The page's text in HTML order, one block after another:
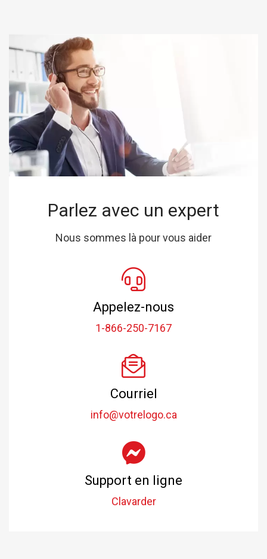
Parlez avec un expert
Nous sommes là pour vous aider
Appelez-nous
1-866-250-7167
Courriel
info@votrelogo.ca
Support en ligne
Clavarder